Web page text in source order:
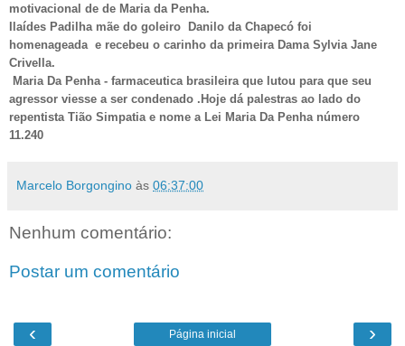
motivacional de de Maria da Penha.
Ilaídes Padilha mãe do goleiro Danilo da Chapecó foi
homenageada e recebeu o carinho da primeira Dama Sylvia Jane
Crivella.
Maria Da Penha - farmaceutica brasileira que lutou para que seu
agressor viesse a ser condenado .Hoje dá palestras ao lado do
repentista Tião Simpatia e nome a Lei Maria Da Penha número
11.240
Marcelo Borgongino às 06:37:00
Nenhum comentário:
Postar um comentário
‹ ›
Página inicial